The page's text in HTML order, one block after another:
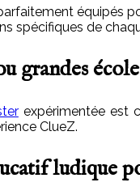
équipés
spécifiques de
grandes
expérimentée est
ClueZ.
ludique